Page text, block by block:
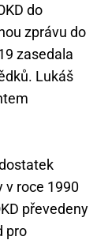
do
zprávu do
zasedala
Lukáš
v roce 1990
převedeny
pro